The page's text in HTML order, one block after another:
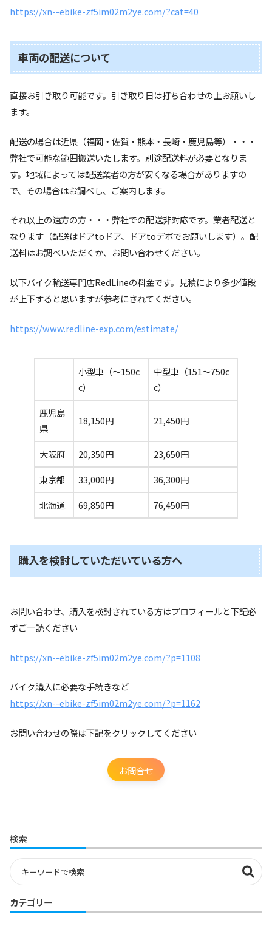
https://xn--ebike-zf5im02m2ye.com/?cat=40
車両の配送について
直接お引き取り可能です。引き取り日は打ち合わせの上お願いし
ます。
配送の場合は近県（福岡・佐賀・熊本・長崎・鹿児島等）・・・
弊社で可能な範囲搬送いたします。別途配送料が必要となりま
す。地域によっては配送業者の方が安くなる場合がありますの
で、その場合はお調べし、ご案内します。
それ以上の遠方の方・・・弊社での配送非対応です。業者配送と
なります（配送はドアtoドア、ドアtoデポでお願いします）。配
送料はお調べいただくか、お問い合わせください。
以下バイク輸送専門店RedLineの料金です。見積により多少値段
が上下すると思いますが参考にされてください。
https://www.redline-exp.com/estimate/
小型車（〜150c
c）
中型車（151〜750c
c）
鹿児島
県
18,150円 21,450円
大阪府 20,350円
23,650円
東京都
33,000円
36,300円
北海道
69,850円 76,450円
購入を検討していただいている方へ
お問い合わせ、購入を検討されている方はプロフィールと下記必
ずご一読ください
https://xn--ebike-zf5im02m2ye.com/?p=1108
バイク購入に必要な手続きなど
https://xn--ebike-zf5im02m2ye.com/?p=1162
お問い合わせの際は下記をクリックしてください
お問合せ
検索
カテゴリー